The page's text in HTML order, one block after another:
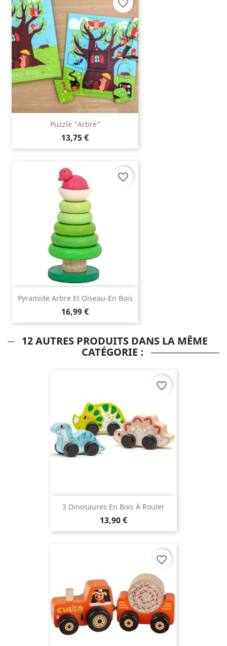
Puzzle "Arbre"
13,75 €
favorite_border
Pyramide Arbre Et Oiseau-En Bois
16,99 €
favorite_border
12 AUTRES PRODUITS DANS LA MÊME
CATÉGORIE :
3 Dinosaures En Bois À Rouler
13,90 €
favorite_border
favorite_border